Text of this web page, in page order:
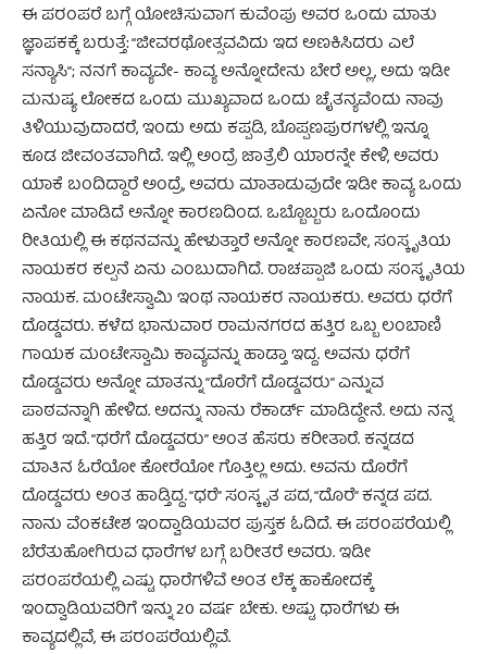
ಈ ಪರಂಪರೆ ಬಗ್ಗೆ ಯೋಚಿಸುವಾಗ ಕುವೆಂಪು ಅವರ ಒಂದು ಮಾತು
ಜ್ಞಾಪಕಕ್ಕೆ ಬರುತ್ತೆ: “ಜೀವರಥೋತ್ಸವವಿದು ಇದ ಅಣಕಿಸಿದರು ಎಲೆ
ಸನ್ಯಾಸಿ”; ನನಗೆ ಕಾವ್ಯವೇ- ಕಾವ್ಯ ಅನ್ನೋದೇನು ಬೇರೆ ಅಲ್ಲ, ಅದು ಇಡೀ
ಮನುಷ್ಯ ಲೋಕದ ಒಂದು ಮುಖ್ಯವಾದ ಒಂದು ಚೈತನ್ಯವೆಂದು ನಾವು
ತಿಳಿಯುವುದಾದರೆ, ಇಂದು ಅದು ಕಪ್ಪಡಿ, ಬೊಪ್ಪಣಪುರಗಳಲ್ಲಿ ಇನ್ನೂ
ಕೂಡ ಜೀವಂತವಾಗಿದೆ. ಇಲ್ಲಿ ಅಂದ್ರೆ ಜಾತ್ರೆಲಿ ಯಾರನ್ನೇ ಕೇಳಿ, ಅವರು
ಯಾಕೆ ಬಂದಿದ್ದಾರೆ ಅಂದ್ರೆ, ಅವರು ಮಾತಾಡುವುದೇ ಇಡೀ ಕಾವ್ಯ ಒಂದು
ಏನೋ ಮಾಡಿದೆ ಅನ್ನೋ ಕಾರಣದಿಂದ. ಒಬ್ಬೊಬ್ಬರು ಒಂದೊಂದು
ರೀತಿಯಲ್ಲಿ ಈ ಕಥನವನ್ನು ಹೇಳುತ್ತಾರೆ ಅನ್ನೋ ಕಾರಣವೇ, ಸಂಸ್ಕೃತಿಯ
ನಾಯಕರ ಕಲ್ಪನೆ ಏನು ಎಂಬುದಾಗಿದೆ. ರಾಚಪ್ಪಾಜಿ ಒಂದು ಸಂಸ್ಕೃತಿಯ
ನಾಯಕ. ಮಂಟೇಸ್ವಾಮಿ ಇಂಥ ನಾಯಕರ ನಾಯಕರು. ಅವರು ಧರೆಗೆ
ದೊಡ್ಡವರು. ಕಳೆದ ಭಾನುವಾರ ರಾಮನಗರದ ಹತ್ತಿರ ಒಬ್ಬ ಲಂಬಾಣಿ
ಗಾಯಕ ಮಂಟೇಸ್ವಾಮಿ ಕಾವ್ಯವನ್ನು ಹಾಡ್ತಾ ಇದ್ದ. ಅವನು ಧರೆಗೆ
ದೊಡ್ಡವರು ಅನ್ನೋ ಮಾತನ್ನು “ದೊರೆಗೆ ದೊಡ್ಡವರು” ಎನ್ನುವ
ಪಾಠವನ್ನಾಗಿ ಹೇಳಿದ. ಅದನ್ನು ನಾನು ರೆಕಾರ್ಡ್ ಮಾಡಿದ್ದೇನೆ. ಅದು ನನ್ನ
ಹತ್ತಿರ ಇದೆ. “ಧರೆಗೆ ದೊಡ್ಡವರು” ಅಂತ ಹೆಸರು ಕರೀತಾರೆ. ಕನ್ನಡದ
ಮಾತಿನ ಓರೆಯೋ ಕೋರೆಯೋ ಗೊತ್ತಿಲ್ಲ ಅದು. ಅವನು ದೊರೆಗೆ
ದೊಡ್ಡವರು ಅಂತ ಹಾಡ್ತಿದ್ದ. “ಧರೆ” ಸಂಸ್ಕೃತ ಪದ, “ದೊರೆ” ಕನ್ನಡ ಪದ.
ನಾನು ವೆಂಕಟೇಶ ಇಂದ್ವಾಡಿಯವರ ಪುಸ್ತಕ ಓದಿದೆ. ಈ ಪರಂಪರೆಯಲ್ಲಿ
ಬೆರೆತುಹೋಗಿರುವ ಧಾರೆಗಳ ಬಗ್ಗೆ ಬರೀತರೆ ಅವರು. ಇಡೀ
ಪರಂಪರೆಯಲ್ಲಿ ಎಷ್ಟು ಧಾರೆಗಳಿವೆ ಅಂತ ಲೆಕ್ಕ ಹಾಕೋದಕ್ಕೆ
ಇಂದ್ವಾಡಿಯವರಿಗೆ ಇನ್ನು 20 ವರ್ಷ ಬೇಕು. ಅಷ್ಟು ಧಾರೆಗಳು ಈ
ಕಾವ್ಯದಲ್ಲಿವೆ, ಈ ಪರಂಪರೆಯಲ್ಲಿವೆ.